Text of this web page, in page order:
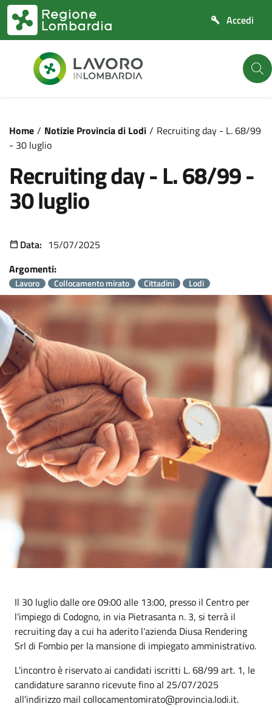
/ Notizie Provincia di Lodi / Recruiting day - L. 68/99
- 30 luglio
Recruiting day - L. 68/99 -
30 luglio
Data: 15/07/2025
Argomenti:
Lavoro Collocamento mirato Cittadini Lodi
Il 30 luglio dalle ore 09:00 alle 13:00, presso il Centro per
l'impiego di Codogno, in via Pietrasanta n. 3, si terrà il
recruiting day a cui ha aderito l'azienda Diusa Rendering
Srl di Fombio per la mansione di impiegato amministrativo.
L'incontro è riservato ai candidati iscritti L. 68/99 art. 1, le
candidature saranno ricevute fino al 25/07/2025
all'indirizzo mail collocamentomirato@provincia.lodi.it.